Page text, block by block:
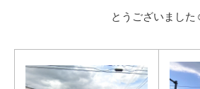
とうございまし